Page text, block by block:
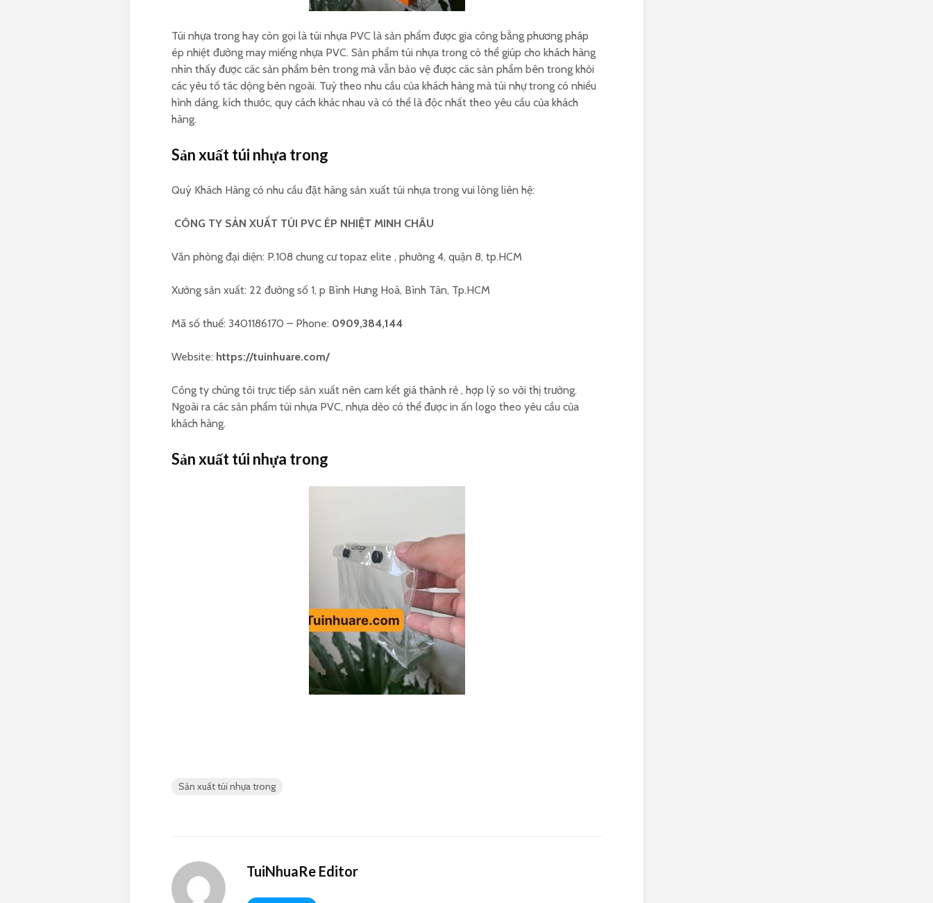
Túi nhựa trong hay còn gọi là túi nhựa PVC là sản phẩm được gia công bằng phương pháp
ép nhiệt đường may miếng nhựa PVC. Sản phẩm túi nhựa trong có thể giúp cho khách hàng
nhìn thấy được các sản phẩm bên trong mà vẫn bảo vệ được các sản phẩm bên trong khỏi
các yêu tố tác dộng bên ngoài. Tuỳ theo nhu cầu của khách hàng mà túi nhự trong có nhiều
hình dáng, kích thước, quy cách khác nhau và có thể là độc nhất theo yêu cầu của khách
hàng.
Sản xuất túi nhựa trong
Quý Khách Hàng có nhu cầu đặt hàng sản xuất túi nhựa trong vui lòng liên hệ:
CÔNG TY SẢN XUẤT TÚI PVC ÉP NHIỆT MINH CHÂU
Văn phòng đại diện: P.108 chung cư topaz elite , phường 4, quận 8, tp.HCM
Xưởng sản xuất: 22 đường số 1, p Bình Hưng Hoà, Bình Tân, Tp.HCM
Mã số thuế: 3401186170 – Phone: 0909,384,144
Website: https://tuinhuare.com/
Công ty chúng tôi trực tiếp sản xuất nên cam kết giá thành rẻ , hợp lý so với thị trường.
Ngoài ra các sản phẩm túi nhựa PVC, nhựa dẻo có thể được in ấn logo theo yêu cầu của
khách hàng.
Sản xuất túi nhựa trong
Sản xuất túi nhựa trong
TuiNhuaRe Editor